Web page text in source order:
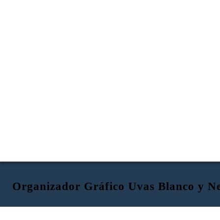
Organizador Gráfico Uvas Blanco y